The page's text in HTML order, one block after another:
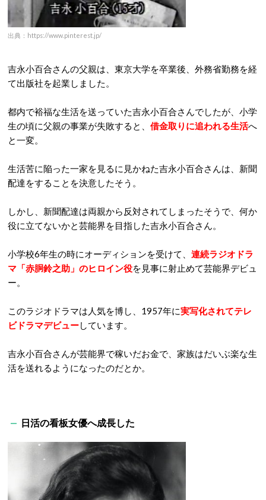
出典：https://www.pinterest.jp/
吉永小百合さんの父親は、東京大学を卒業後、外務省勤務を経
て出版社を起業しました。
都内で裕福な生活を送っていた吉永小百合さんでしたが、小学
生の頃に父親の事業が失敗すると、 借金取りに追われる生活へ
と一変。
生活苦に陥った一家を見るに見かねた吉永小百合さんは、新聞
配達をすることを決意したそう。
しかし、新聞配達は両親から反対されてしまったそうで、何か
役に立てないかと芸能界を目指した吉永小百合さん。
小学校6年生の時にオーディションを受けて、 連続ラジオドラ
マ「赤胴鈴之助」のヒロイン役を見事に射止めて芸能界デビュ
ー。
このラジオドラマは人気を博し、1957年に実写化されてテレ
ビドラマデビューしています。
吉永小百合さんが芸能界で稼いだお金で、家族はだいぶ楽な生
活を送れるようになったのだとか。
日活の看板女優へ成長した